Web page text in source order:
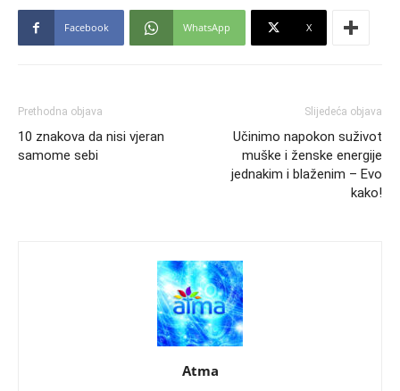
Facebook WhatsApp X
Prethodna objava
10 znakova da nisi vjeran
samome sebi
Slijedeća objava
Učinimo napokon suživot
muške i ženske energije
jednakim i blaženim – Evo
kako!
Atma